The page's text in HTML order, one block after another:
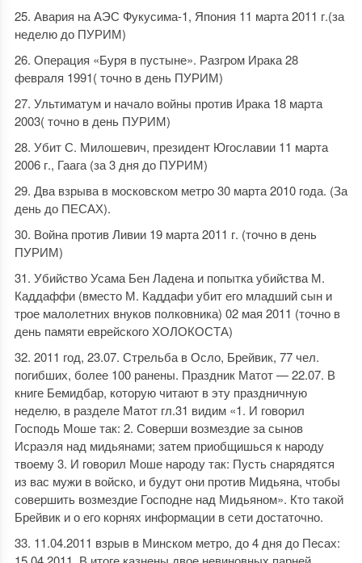
Авария на АЭС Фукусима-1, Япония 11 марта 2011 г.(за
неделю до ПУРИМ)
Операция «Буря в пустыне». Разгром Ирака 28
февраля 1991( точно в день ПУРИМ)
Ультиматум и начало войны против Ирака 18 марта
2003( точно в день ПУРИМ)
Убит С. Милошевич, президент Югославии 11 марта
2006 г., Гаага (за 3 дня до ПУРИМ)
Два взрыва в московском метро 30 марта 2010 года. (За
день до ПЕСАХ).
Война против Ливии 19 марта 2011 г. (точно в день
ПУРИМ)
Убийство Усама Бен Ладена и попытка убийства М.
Каддаффи (вместо М. Каддафи убит его младший сын и
трое малолетних внуков полковника) 02 мая 2011 (точно в
день памяти еврейского ХОЛОКОСТА)
2011 год, 23.07. Стрельба в Осло, Брейвик, 77 чел.
погибших, более 100 ранены. Праздник Матот — 22.07. В
книге Бемидбар, которую читают в эту праздничную
неделю, в разделе Матот гл.31 видим «1. И говорил
Господь Моше так: 2. Соверши возмездие за сынов
Исраэля над мидьянами; затем приобщишься к народу
твоему 3. И говорил Моше народу так: Пусть снарядятся
из вас мужи в войско, и будут они против Мидьяна, чтобы
совершить возмездие Господне над Мидьяном». Кто такой
Брейвик и о его корнях информации в сети достаточно.
11.04.2011 взрыв в Минском метро, до 4 дня до Песах: